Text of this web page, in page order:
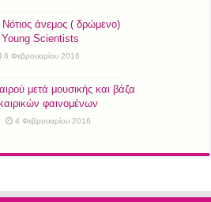
άνεμος ( δρώμενο)
Scientists
6 Φεβρουαρίου 2016
μετά μουσικής και βάζα
φαινομένων
4 Φεβρουαρίου 2016